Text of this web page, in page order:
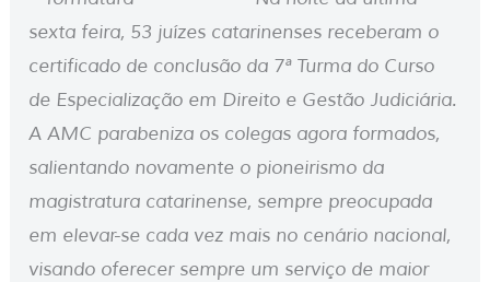
sexta feira, 53 juízes catarinenses receberam o
certificado de conclusão da 7ª Turma do Curso
de Especialização em Direito e Gestão Judiciária.
A AMC parabeniza os colegas agora formados,
salientando novamente o pioneirismo da
magistratura catarinense, sempre preocupada
em elevar-se cada vez mais no cenário nacional,
visando oferecer sempre um serviço de maior